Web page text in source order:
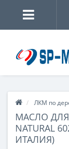
ЛКМ по
МАСЛО ДЛЯ
NATURAL
ИТАЛИЯ)